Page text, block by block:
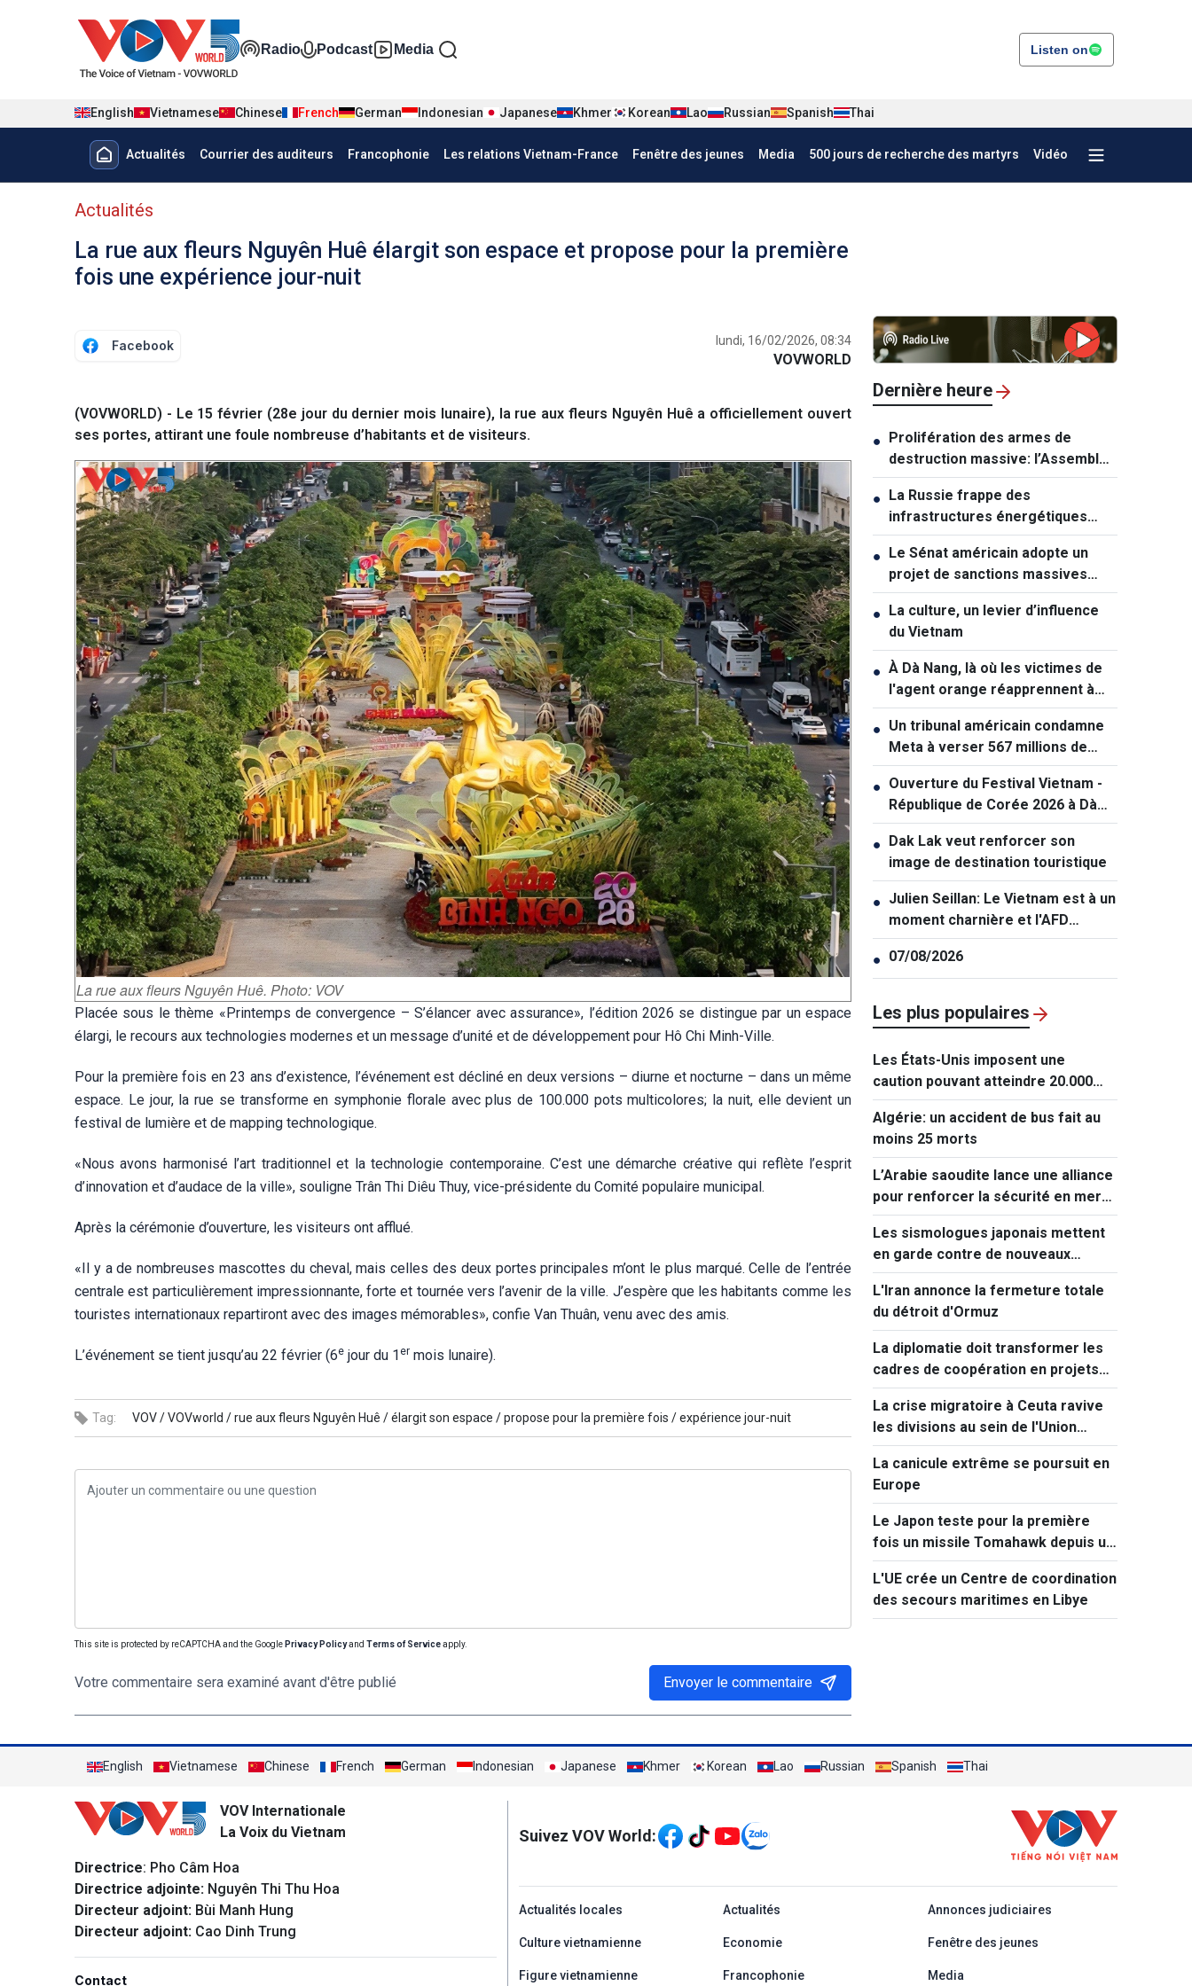
Đa phương tiện tiếng Pháp
Radio Podcast Media Listen on
English Vietnamese Chinese French German Indonesian Japanese Khmer Korean Lao Russian Spanish Thai
Menu trang chủ tiếng Pháp
Actualités Courrier des auditeurs Francophonie Les relations Vietnam-France Fenêtre des jeunes Media 500 jours de recherche des martyrs Vidéo
menu phụ tiếng Pháp
Actualités
La rue aux fleurs Nguyên Huê élargit son espace et propose pour la première
fois une expérience jour-nuit
Facebook lundi, 16/02/2026, 08:34
VOVWORLD
(VOVWORLD) - Le 15 février (28e jour du dernier mois lunaire), la rue aux fleurs Nguyên Huê a officiellement ouvert
ses portes, attirant une foule nombreuse d’habitants et de visiteurs.
La rue aux fleurs Nguyên Huê. Photo: VOV
Placée sous le thème «Printemps de convergence – S’élancer avec assurance», l’édition 2026 se distingue par un espace
élargi, le recours aux technologies modernes et un message d’unité et de développement pour Hô Chi Minh-Ville.
Pour la première fois en 23 ans d’existence, l’événement est décliné en deux versions – diurne et nocturne – dans un même
espace. Le jour, la rue se transforme en symphonie florale avec plus de 100.000 pots multicolores; la nuit, elle devient un
festival de lumière et de mapping technologique.
«Nous avons harmonisé l’art traditionnel et la technologie contemporaine. C’est une démarche créative qui reflète l’esprit
d’innovation et d’audace de la ville», souligne Trân Thi Diêu Thuy, vice-présidente du Comité populaire municipal.
Après la cérémonie d’ouverture, les visiteurs ont afflué.
«Il y a de nombreuses mascottes du cheval, mais celles des deux portes principales m’ont le plus marqué. Celle de l’entrée
centrale est particulièrement impressionnante, forte et tournée vers l’avenir de la ville. J’espère que les habitants comme les
touristes internationaux repartiront avec des images mémorables», confie Van Thuân, venu avec des amis.
L’événement se tient jusqu’au 22 février (6e jour du 1 er mois lunaire).
Tag: VOV /VOVworld /rue aux fleurs Nguyên Huê /élargit son espace /propose pour la première fois /expérience jour-nuit
This site is protected by reCAPTCHA and the Google Privacy Policyand Terms of Serviceapply.
Votre commentaire sera examiné avant d'être publié Envoyer le commentaire
Dernière heure
● Prolifération des armes de
destruction massive: l’Assemblée
nationale veut renforcer la
prévention
● La Russie frappe des
infrastructures énergétiques
vitales de l'Ukraine
● Le Sénat américain adopte un
projet de sanctions massives
contre la Russie
● La culture, un levier d’influence
du Vietnam
● À Dà Nang, là où les victimes de
l'agent orange réapprennent à
vivre
● Un tribunal américain condamne
Meta à verser 567 millions de
dollars dans une affaire
impliquant des mineurs
● Ouverture du Festival Vietnam -
République de Corée 2026 à Dà
Nang
● Dak Lak veut renforcer son
image de destination touristique
● Julien Seillan: Le Vietnam est à un
moment charnière et l'AFD
souhaite l'accompagner dans
cette transition
● 07/08/2026
Les plus populaires
Les États-Unis imposent une
caution pouvant atteindre 20.000
dollars pour les demandes de visa
de ressortissants de 50 pays
Algérie: un accident de bus fait au
moins 25 morts
L’Arabie saoudite lance une alliance
pour renforcer la sécurité en mer
Rouge
Les sismologues japonais mettent
en garde contre de nouveaux
séismes majeurs après celui de
Kumamoto
L'Iran annonce la fermeture totale
du détroit d'Ormuz
La diplomatie doit transformer les
cadres de coopération en projets
concrets
La crise migratoire à Ceuta ravive
les divisions au sein de l'Union
européenne
La canicule extrême se poursuit en
Europe
Le Japon teste pour la première
fois un missile Tomahawk depuis un
destroyer
L'UE crée un Centre de coordination
des secours maritimes en Libye
English Vietnamese Chinese French German Indonesian Japanese Khmer Korean Lao Russian Spanish Thai
VOV Internationale
La Voix du Vietnam
Directrice: Pho Câm Hoa
Directrice adjointe: Nguyên Thi Thu Hoa
Directeur adjoint: Bùi Manh Hung
Directeur adjoint: Cao Dinh Trung
Contact
Mạng xã hội
Suivez VOV World:
menu footer tiếng Pháp
Actualités locales Actualités Annonces judiciaires
Culture vietnamienne Economie Fenêtre des jeunes
Figure vietnamienne Francophonie Media